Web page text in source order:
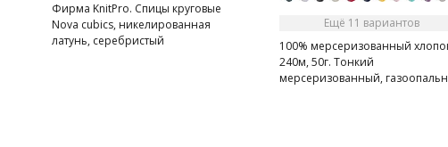
Фирма KnitPro. Спицы круговые
Nova cubics, никелированная
латунь, серебристый
Ещё 11 вариантов
100% мерсеризованный
240м, 50г. Тонкий
мерсеризованный,